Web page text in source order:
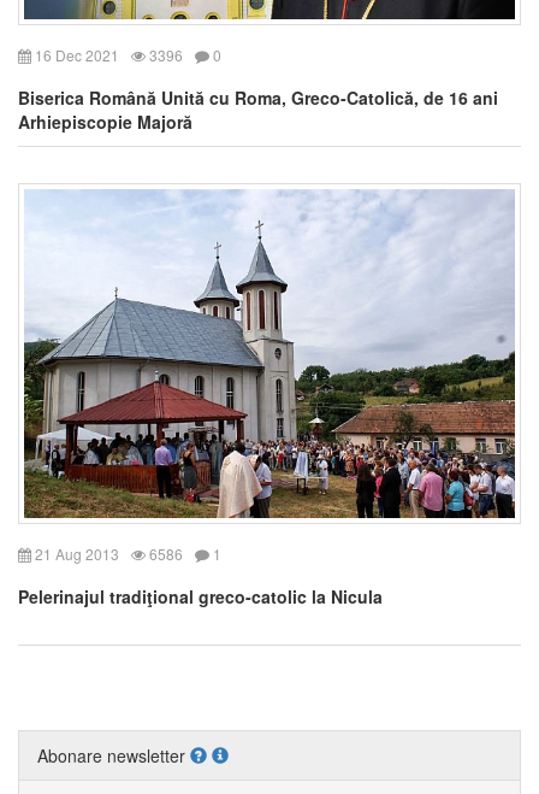
16 Dec 2021 3396 0
Biserica Română Unită cu Roma, Greco-Catolică, de 16 ani
Arhiepiscopie Majoră
21 Aug 2013 6586 1
Pelerinajul tradiţional greco-catolic la Nicula
Abonare newsletter